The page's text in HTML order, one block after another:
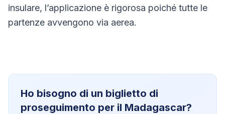
insulare, l’applicazione è rigorosa poiché tutte le
partenze avvengono via aerea.
Ho bisogno di un biglietto di
proseguimento per il Madagascar?